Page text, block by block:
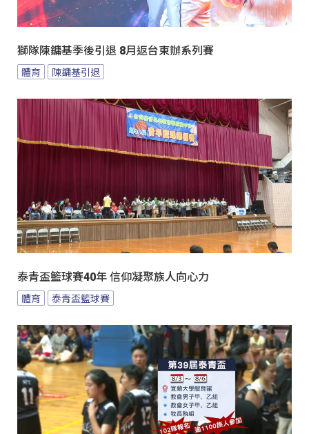
獅隊陳鏞基季後引退 8月返台東辦系列賽
體育 陳鏞基引退
泰青盃籃球賽40年 信仰凝聚族人向心力
體育 泰青盃籃球賽